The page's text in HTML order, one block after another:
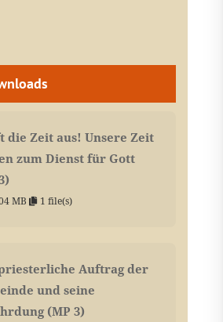
die Zeit aus! Unsere Zeit
zum Dienst für Gott
MB 1 file(s)
Auftrag der
und seine
(MP 3)